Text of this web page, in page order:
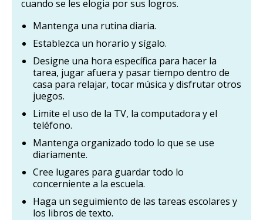
cuando se les elogia por sus logros.
Mantenga una rutina diaria.
Establezca un horario y sígalo.
Designe una hora específica para hacer la
tarea, jugar afuera y pasar tiempo dentro de
casa para relajar, tocar música y disfrutar otros
juegos.
Limite el uso de la TV, la computadora y el
teléfono.
Mantenga organizado todo lo que se use
diariamente.
Cree lugares para guardar todo lo
concerniente a la escuela.
Haga un seguimiento de las tareas escolares y
los libros de texto.